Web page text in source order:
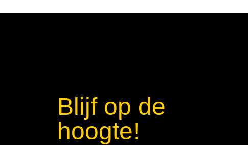
Blijf op de
hoogte!